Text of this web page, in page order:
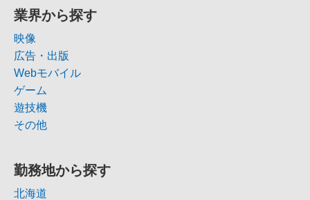
業界から探す
映像
広告・出版
Webモバイル
ゲーム
遊技機
その他
勤務地から探す
北海道